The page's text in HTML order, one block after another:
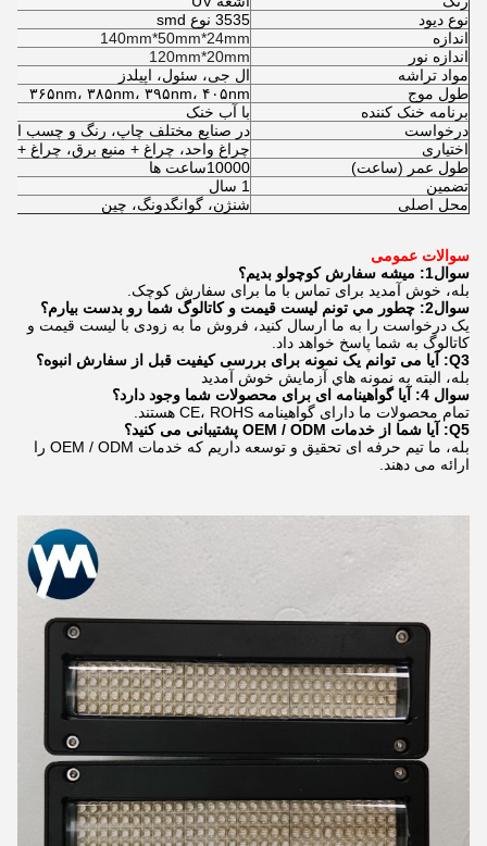
نوع دیود
3535 نوع smd
اندازه
140mm*50mm*24mm
اندازه نور
120mm*20mm
مواد تراشه
ال جی، سئول، اپیلدز
طول موج
۳۶۵nm، ۳۸۵nm، ۳۹۵nm، ۴۰۵nm
برنامه خنک کننده
با آب خنک
درخواست
در صنایع مختلف چاپ، رنگ و چسب
اختیاری
چراغ واحد، چراغ + منبع برق، چراغ +
طول عمر (ساعت)
10000ساعت ها
تضمین
1 سال
محل اصلی
شنژن، گوانگدونگ، چین
سوالات عمومی
سوال1: میشه سفارش کوچولو بدیم؟
بله، خوش آمدید برای تماس با ما برای سفارش کوچک.
سوال2: چطور مي تونم ليست قيمت و کاتالوگ شما رو بدست بيارم؟
یک درخواست را به ما ارسال کنید، فروش ما به زودی با لیست قیمت و
کاتالوگ به شما پاسخ خواهد داد.
Q3: آیا می توانم یک نمونه برای بررسی کیفیت قبل از سفارش انبوه؟
بله، البته به نمونه هاي آزمايش خوش آمديد
سوال 4: آیا گواهینامه ای برای محصولات شما وجود دارد؟
تمام محصولات ما دارای گواهینامه CE، ROHS هستند.
Q5: آیا شما از خدمات OEM / ODM پشتیبانی می کنید؟
بله، ما تیم حرفه ای تحقیق و توسعه داریم که خدمات OEM / ODM را
ارائه می دهند.